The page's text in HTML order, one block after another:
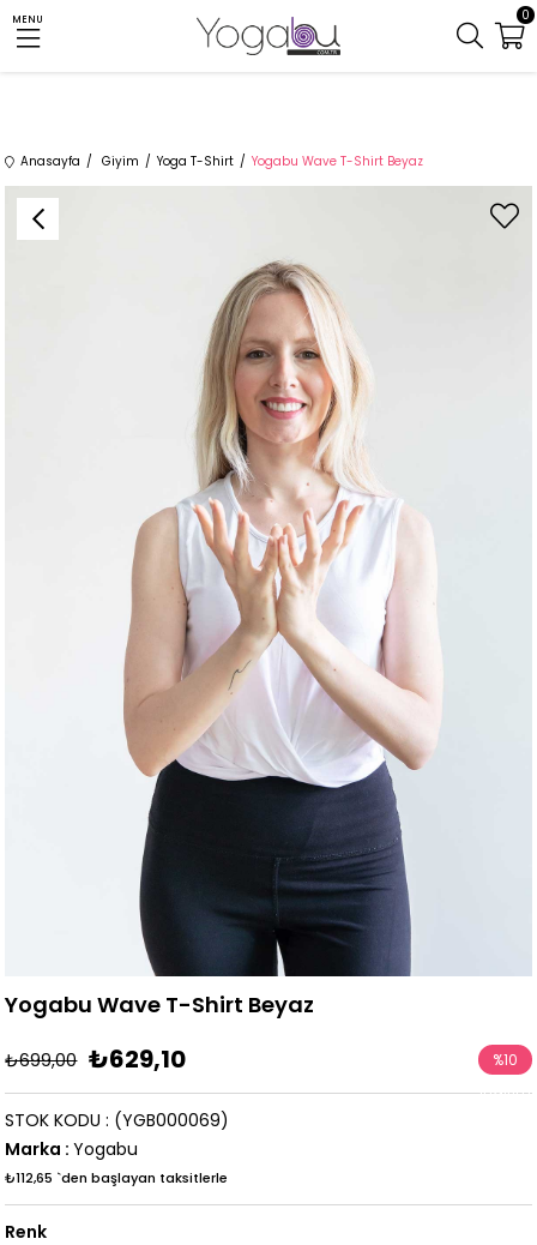
MENU 0
Anasayfa Giyim Yoga T-Shirt Yogabu Wave T-Shirt Beyaz
Yogabu Wave T-Shirt Beyaz
₺699,00 ₺629,10 %10
İndirim
(YGB000069)
STOK KODU
Marka : Yogabu
₺112,65 `den başlayan taksitlerle
Renk